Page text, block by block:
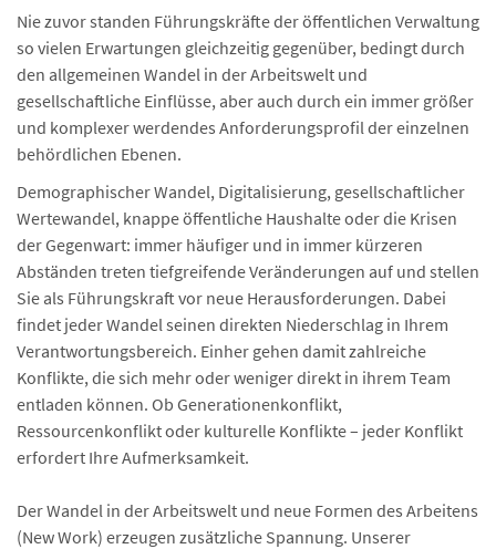
Nie zuvor standen Führungskräfte der öffentlichen Verwaltung
so vielen Erwartungen gleichzeitig gegenüber, bedingt durch
den allgemeinen Wandel in der Arbeitswelt und
gesellschaftliche Einflüsse, aber auch durch ein immer größer
und komplexer werdendes Anforderungsprofil der einzelnen
behördlichen Ebenen.
Demographischer Wandel, Digitalisierung, gesellschaftlicher
Wertewandel, knappe öffentliche Haushalte oder die Krisen
der Gegenwart: immer häufiger und in immer kürzeren
Abständen treten tiefgreifende Veränderungen auf und stellen
Sie als Führungskraft vor neue Herausforderungen. Dabei
findet jeder Wandel seinen direkten Niederschlag in Ihrem
Verantwortungsbereich. Einher gehen damit zahlreiche
Konflikte, die sich mehr oder weniger direkt in ihrem Team
entladen können. Ob Generationenkonflikt,
Ressourcenkonflikt oder kulturelle Konflikte – jeder Konflikt
erfordert Ihre Aufmerksamkeit.
Der Wandel in der Arbeitswelt und neue Formen des Arbeitens
(New Work) erzeugen zusätzliche Spannung. Unserer